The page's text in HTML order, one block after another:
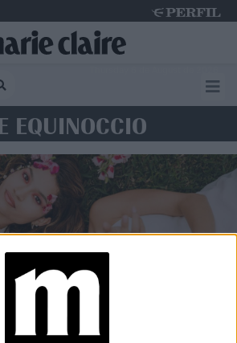
EQUINOCCIO
ASTROLOGÍA